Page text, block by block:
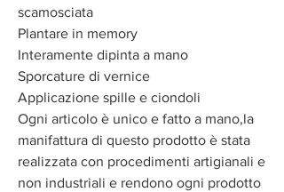
scamosciata
Plantare in memory
Interamente dipinta a mano
Sporcature di vernice
Applicazione spille e ciondoli
Ogni articolo è unico e fatto a mano,la
manifattura di questo prodotto è stata
realizzata con procedimenti artigianali e
non industriali e rendono ogni prodotto